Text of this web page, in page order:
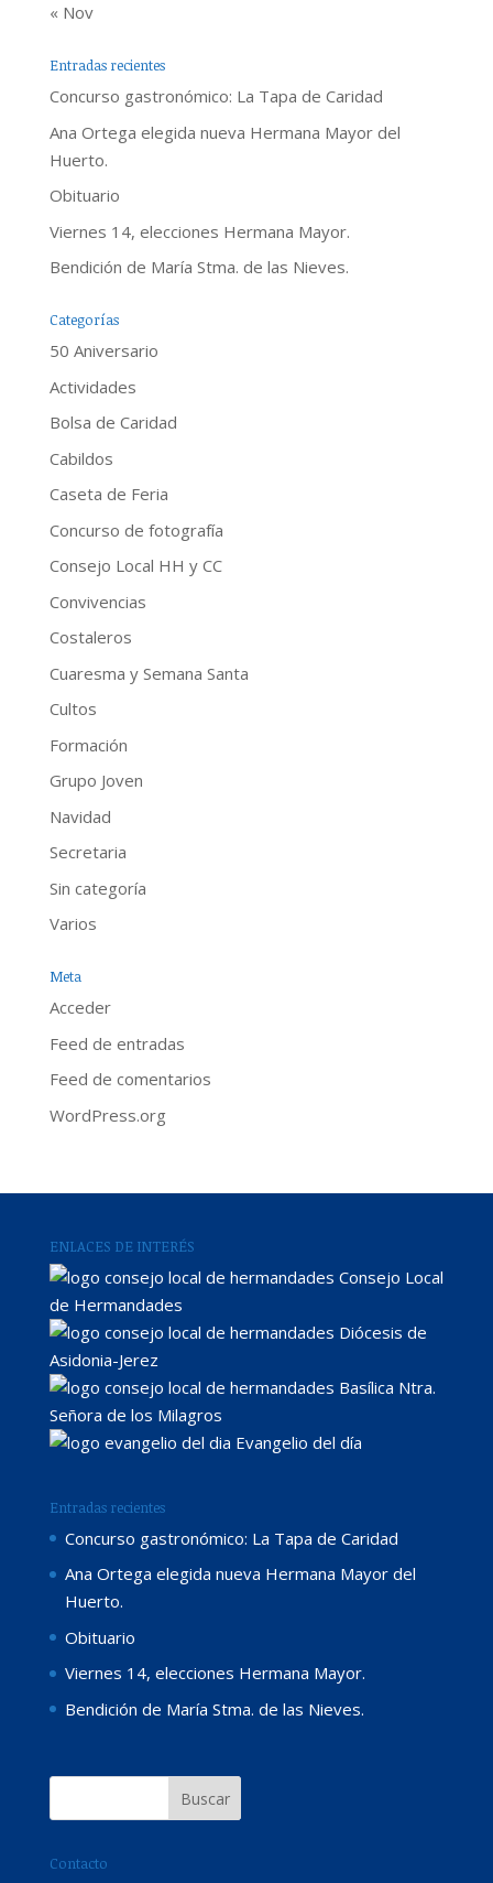
« Nov
Entradas recientes
Concurso gastronómico: La Tapa de Caridad
Ana Ortega elegida nueva Hermana Mayor del
Huerto.
Obituario
Viernes 14, elecciones Hermana Mayor.
Bendición de María Stma. de las Nieves.
Categorías
50 Aniversario
Actividades
Bolsa de Caridad
Cabildos
Caseta de Feria
Concurso de fotografía
Consejo Local HH y CC
Convivencias
Costaleros
Cuaresma y Semana Santa
Cultos
Formación
Grupo Joven
Navidad
Secretaria
Sin categoría
Varios
Meta
Acceder
Feed de entradas
Feed de comentarios
WordPress.org
ENLACES DE INTERÉS
Consejo Local
de Hermandades
Diócesis de
Asidonia-Jerez
Basílica Ntra.
Señora de los Milagros
Evangelio del día
Entradas recientes
Concurso gastronómico: La Tapa de Caridad
Ana Ortega elegida nueva Hermana Mayor del
Huerto.
Obituario
Viernes 14, elecciones Hermana Mayor.
Bendición de María Stma. de las Nieves.
Contacto